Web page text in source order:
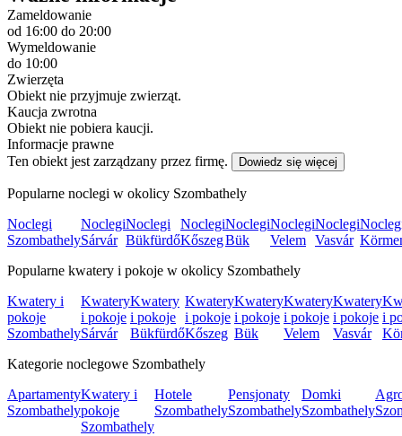
Zameldowanie
od 16:00 do 20:00
Wymeldowanie
do 10:00
Zwierzęta
Obiekt nie przyjmuje zwierząt.
Kaucja zwrotna
Obiekt nie pobiera kaucji.
Informacje prawne
Ten obiekt jest zarządzany przez firmę.
Dowiedz się więcej
Popularne noclegi w okolicy Szombathely
Noclegi
Szombathely
Noclegi
Sárvár
Noclegi
Bükfürdő
Noclegi
Kőszeg
Noclegi
Bük
Noclegi
Velem
Noclegi
Vasvár
Popularne kwatery i pokoje w okolicy Szombathely
Kwatery i
pokoje
Szombathely
Kwatery
i pokoje
Sárvár
Kwatery
i pokoje
Bükfürdő
Kwatery
i pokoje
Kőszeg
Kwatery
i pokoje
Bük
Kwatery
i pokoje
Velem
Kwatery
i pokoje
Vasvár
i
Kategorie noclegowe Szombathely
Apartamenty
Szombathely
Kwatery i
pokoje
Szombathely
Hotele
Szombathely
Pensjonaty
Szombathely
Domki
Szombathely